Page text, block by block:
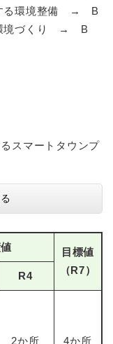
する環境整備 → B
環境づくり → B
スマートタウンプ
目標値
（R7）
R4
2か所 4か所